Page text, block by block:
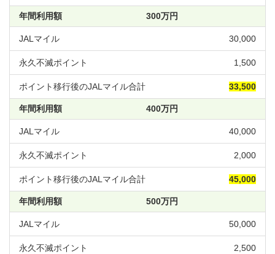
300万円
30,000
1,500
33,500
400万円
40,000
2,000
45,000
500万円
50,000
2,500